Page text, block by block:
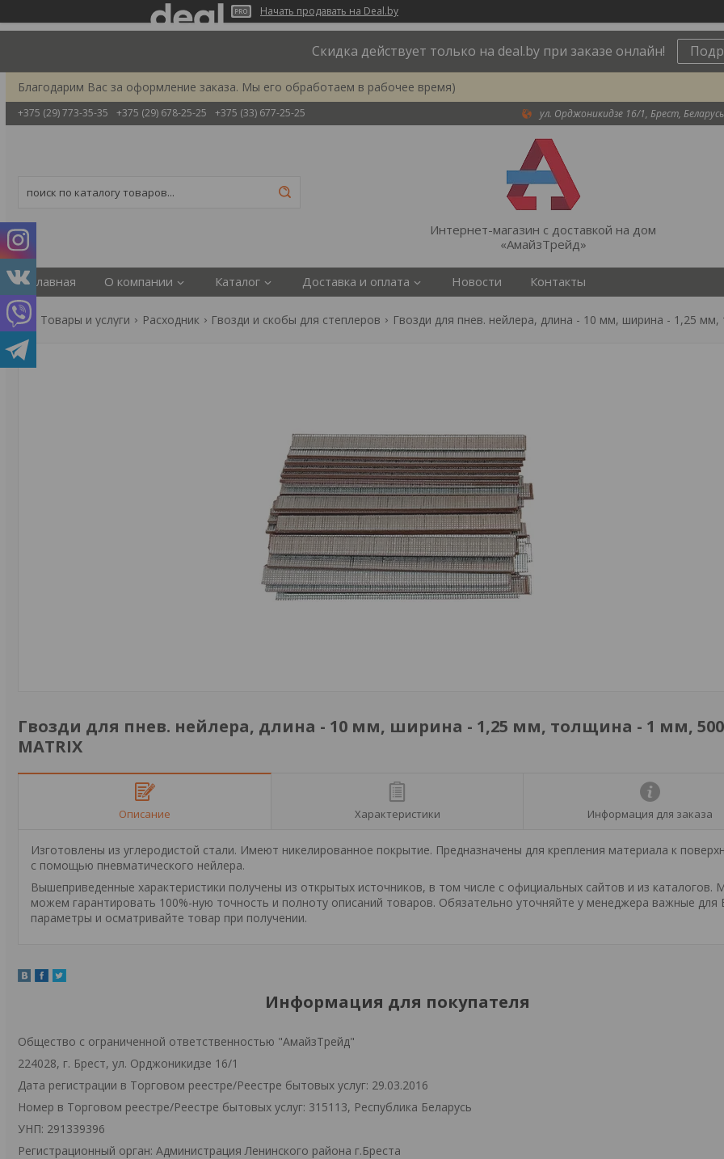
Начать продавать на Deal.by
Скидка действует только на deal.by при заказе онлайн!
Благодарим Вас за оформление заказа. Мы его обработаем в рабочее время)
+375 (29) 773-35-35 +375 (29) 678-25-25 +375 (33) 677-25-25 ул. Орджоникидзе 16/1, Брест, Беларусь
Интернет-магазин с доставкой на дом
«АмайзТрейд»
Главная О компании Каталог Доставка и оплата Новости Контакты
Товары и услуги Расходник Гвозди и скобы для степлеров Гвозди для пнев. нейлера, длина - 10 мм, ширина - 1,25
Гвозди для пнев. нейлера, длина - 10 мм, ширина - 1,25 мм, толщина - 1 мм,
MATRIX
Описание Характеристики Информация для заказа
Изготовлены из углеродистой стали. Имеют никелированное покрытие. Предназначены для крепления материала к
с помощью пневматического нейлера.
Вышеприведенные характеристики получены из открытых источников, в том числе с официальных сайтов и из каталогов.
можем гарантировать 100%-ную точность и полноту описаний товаров. Обязательно уточняйте у менеджера важные для
параметры и осматривайте товар при получении.
Информация для покупателя
Общество с ограниченной ответственностью "АмайзТрейд"
224028, г. Брест, ул. Орджоникидзе 16/1
Дата регистрации в Торговом реестре/Реестре бытовых услуг: 29.03.2016
Номер в Торговом реестре/Реестре бытовых услуг: 315113, Республика Беларусь
УНП: 291339396
Регистрационный орган: Администрация Ленинского района г.Бреста